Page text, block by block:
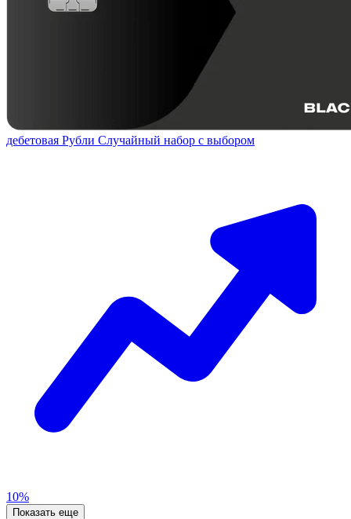
дебетовая Рубли Случайный набор с выбором
10%
Показать еще